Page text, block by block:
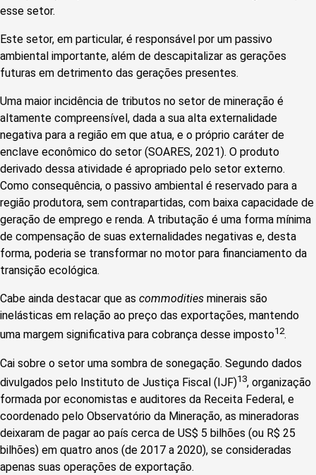
esse setor.
Este setor, em particular, é responsável por um passivo
ambiental importante, além de descapitalizar as gerações
futuras em detrimento das gerações presentes.
Uma maior incidência de tributos no setor de mineração é
altamente compreensível, dada a sua alta externalidade
negativa para a região em que atua, e o próprio caráter de
enclave econômico do setor (SOARES, 2021). O produto
derivado dessa atividade é apropriado pelo setor externo.
Como consequência, o passivo ambiental é reservado para a
região produtora, sem contrapartidas, com baixa capacidade de
geração de emprego e renda. A tributação é uma forma mínima
de compensação de suas externalidades negativas e, desta
forma, poderia se transformar no motor para financiamento da
transição ecológica.
Cabe ainda destacar que as commodities minerais são
inelásticas em relação ao preço das exportações, mantendo
uma margem significativa para cobrança desse imposto12.
Cai sobre o setor uma sombra de sonegação. Segundo dados
divulgados pelo Instituto de Justiça Fiscal (IJF)13, organização
formada por economistas e auditores da Receita Federal, e
coordenado pelo Observatório da Mineração, as mineradoras
deixaram de pagar ao país cerca de US$ 5 bilhões (ou R$ 25
bilhões) em quatro anos (de 2017 a 2020), se consideradas
apenas suas operações de exportação.